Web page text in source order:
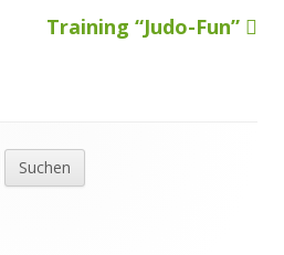
Nächster
Training “Judo-Fun”